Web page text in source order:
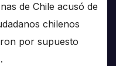
de Chile acusó de
chilenos
por supuesto